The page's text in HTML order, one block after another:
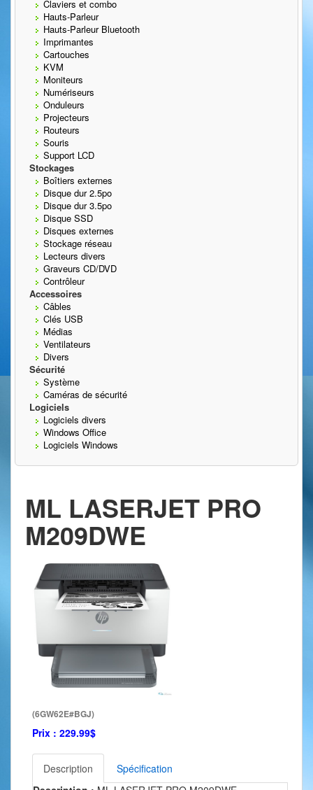
Claviers et combo
Hauts-Parleur
Hauts-Parleur Bluetooth
Imprimantes
Cartouches
KVM
Moniteurs
Numériseurs
Onduleurs
Projecteurs
Routeurs
Souris
Support LCD
Stockages
Boîtiers externes
Disque dur 2.5po
Disque dur 3.5po
Disque SSD
Disques externes
Stockage réseau
Lecteurs divers
Graveurs CD/DVD
Contrôleur
Accessoires
Câbles
Clés USB
Médias
Ventilateurs
Divers
Sécurité
Système
Caméras de sécurité
Logiciels
Logiciels divers
Windows Office
Logiciels Windows
ML LASERJET PRO
M209DWE
(6GW62E#BGJ)
Prix : 229.99$
Description
Spécification